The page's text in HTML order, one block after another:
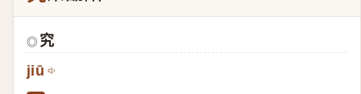
◎ 究
jiū